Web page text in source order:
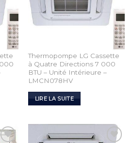
Thermopompe LG Cassette
à Quatre Directions 7 000
BTU – Unité Intérieure –
LMCN078HV
LIRE LA SUITE